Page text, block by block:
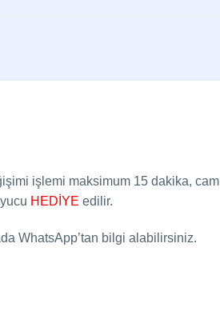
işlemi maksimum 15 dakika, cam
HEDİYE edilir.
WhatsApp’tan bilgi alabilirsiniz.